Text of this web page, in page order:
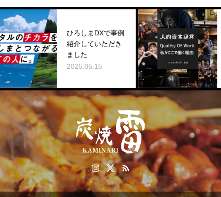
ひろしまDXで事例
紹介していただき
ました
2025.05.15
株式会社キ
ルコーポレ
ン 働きが
取組事例
2025.02.23